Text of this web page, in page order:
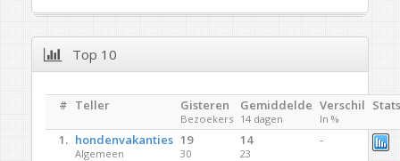
Top 10
# Teller Gisteren
Bezoekers
Gemiddelde
14 dagen
Verschil
In %
Stats
1. hondenvakanties
Algemeen
19
30
14
23
-